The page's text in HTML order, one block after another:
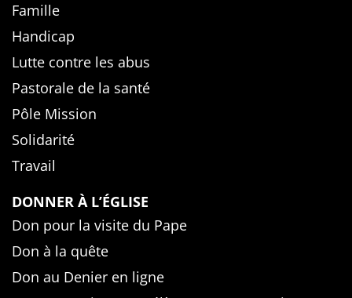
Famille
Handicap
Lutte contre les abus
Pastorale de la santé
Pôle Mission
Solidarité
Travail
DONNER À L’ÉGLISE
Don pour la visite du Pape
Don à la quête
Don au Denier en ligne